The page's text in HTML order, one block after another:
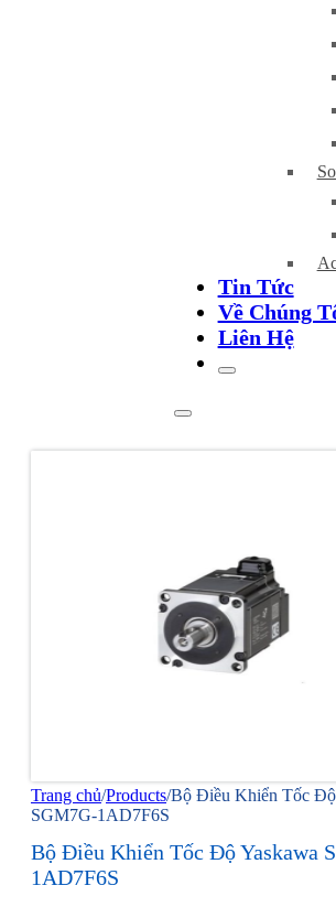
Tin Tức
Về Chúng
Liên Hệ
Trang chủ/Products/Bộ Điều Khiển Tốc Độ
SGM7G-1AD7F6S
Bộ Điều Khiển Tốc Độ Yaskawa
1AD7F6S